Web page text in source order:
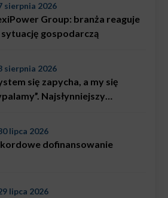
sierpnia 2026
Group: branża reaguje
sytuację gospodarczą
sierpnia 2026
się zapycha, a my się
Najsłynniejszy
są nie tylko choroby
lipca 2026
dofinansowanie
lipca 2026